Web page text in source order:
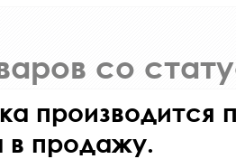
со
производится
в продажу.